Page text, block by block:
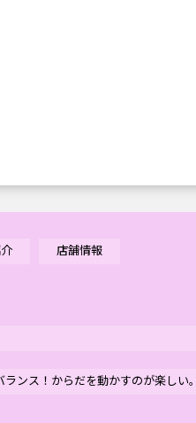
店舗情報
ンス！からだを動かすのが楽しい。